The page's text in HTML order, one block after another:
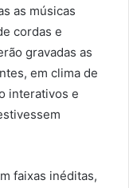
as músicas
cordas e
gravadas as
em clima de
interativos e
faixas inéditas,